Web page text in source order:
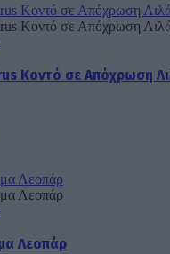
€.είναι:
44.90 €.
Κοντό σε Απόχρωση
Λεοπάρ